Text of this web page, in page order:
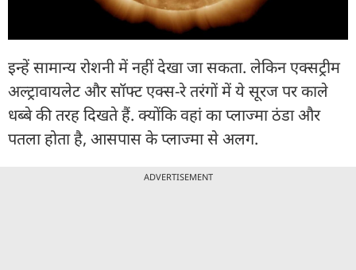
इन्हें सामान्य रोशनी में नहीं देखा जा सकता. लेकिन एक्सट्रीम
अल्ट्रावायलेट और सॉफ्ट एक्स-रे तरंगों में ये सूरज पर काले
धब्बे की तरह दिखते हैं. क्योंकि वहां का प्लाज्मा ठंडा और
पतला होता है, आसपास के प्लाज्मा से अलग.
ADVERTISEMENT